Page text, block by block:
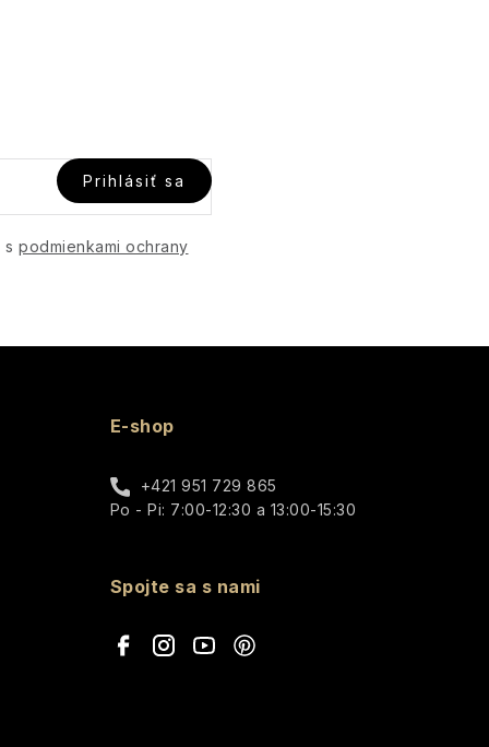
s podmienkami ochrany
Prihlásiť sa
E-shop
+421 951 729 865
Po - Pi: 7:00-12:30 a 13:00-15:30
Spojte sa s nami